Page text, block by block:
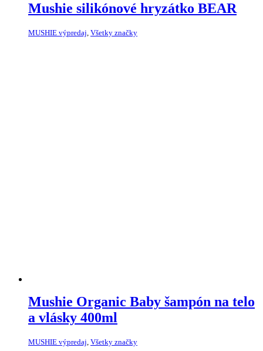
Mushie silikónové hryzátko BEAR
MUSHIE výpredaj, Všetky značky
Mushie Organic Baby šampón na telo
a vlásky 400ml
MUSHIE výpredaj, Všetky značky